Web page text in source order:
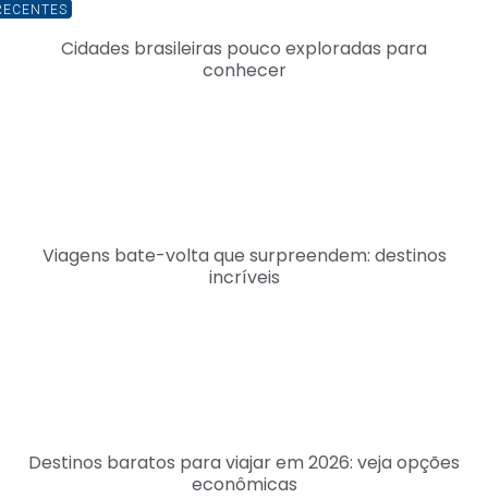
Cidades brasileiras pouco exploradas para
conhecer
Viagens bate-volta que surpreendem: destinos
incríveis
Destinos baratos para viajar em 2026: veja opções
econômicas